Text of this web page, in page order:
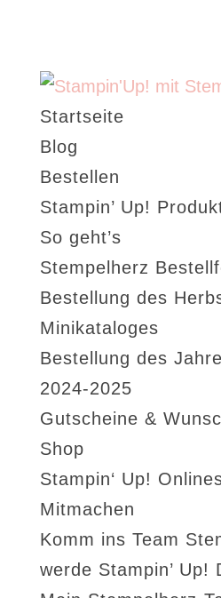
Startseite
Blog
Bestellen
Stampin’ Up!
So geht’s
Stempelherz
Bestellung des
Minikataloges
Bestellung des
2024-2025
Gutscheine &
Shop
Stampin‘ Up!
Mitmachen
Komm ins Team
werde Stampin’ Up!